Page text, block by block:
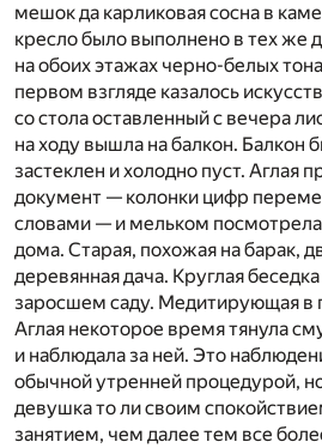
мешок да карликовая сосна в
кресло было выполнено в тех
на обоих этажах черно-белых
первом взгляде казалось
со стола оставленный с вечера
на ходу вышла на балкон. Балкон
застеклен и холодно пуст. Аглая
документ — колонки цифр
словами — и мельком посмотрела
дома. Старая, похожая на барак,
деревянная дача. Круглая
заросшем саду. Медитирующая в
Аглая некоторое время тянула
и наблюдала за ней. Это
обычной утренней процедурой,
девушка то ли своим
занятием, чем далее тем все